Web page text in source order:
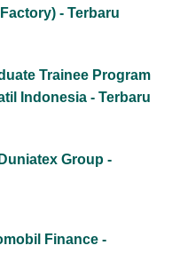
- Terbaru
Trainee Program
Indonesia - Terbaru
Group -
Finance -